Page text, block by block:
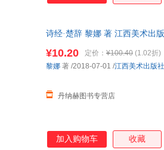
诗经·楚辞 黎娜 著 江西美术出
¥10.20 定价： ¥100.40 (1.02折)
丹纳赫图书专营店
黎娜 著 /2018-07-01 /江西美术出版社
加入购物车 收藏